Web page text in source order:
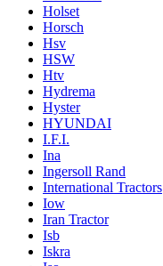
Holset
Horsch
Hsv
HSW
Htv
Hydrema
Hyster
HYUNDAI
I.F.I.
Ina
Ingersoll Rand
International Tractors
Iow
Iran Tractor
Isb
Iskra